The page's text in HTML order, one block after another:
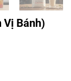
Vị Bánh)